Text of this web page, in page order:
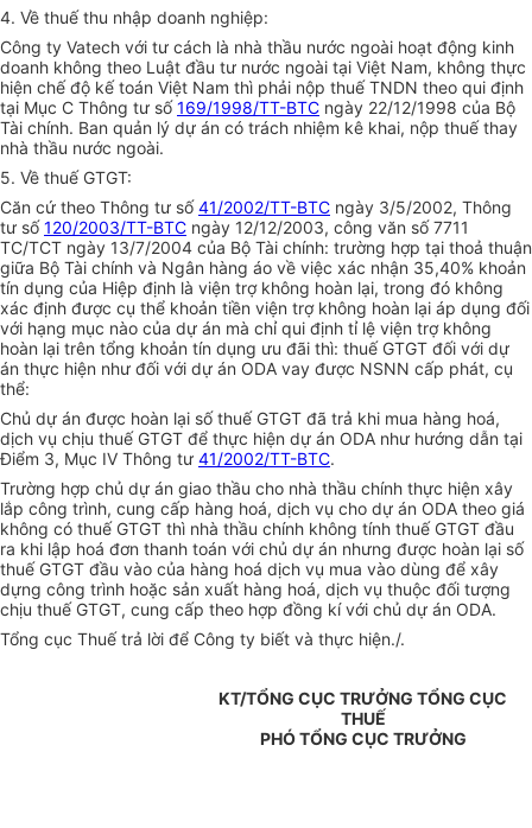
4. Về thuế thu nhập doanh nghiệp:
Công ty Vatech với tư cách là nhà thầu nước ngoài hoạt động kinh
doanh không theo Luật đầu tư nước ngoài tại Việt Nam, không thực
hiện chế độ kế toán Việt Nam thì phải nộp thuế TNDN theo qui định
tại Mục C Thông tư số169/1998/TT-BTC ngày 22/12/1998 của Bộ
Tài chính. Ban quản lý dự án có trách nhiệm kê khai, nộp thuế thay
nhà thầu nước ngoài.
5. Về thuế GTGT:
Căn cứ theo Thông tư số41/2002/TT-BTC ngày 3/5/2002, Thông
tư số120/2003/TT-BTC ngày 12/12/2003, công văn số 7711
TC/TCT ngày 13/7/2004 của Bộ Tài chính: trường hợp tại thoả thuận
giữa Bộ Tài chính và Ngân hàng áo về việc xác nhận 35,40% khoản
tín dụng của Hiệp định là viện trợ không hoàn lại, trong đó không
xác định được cụ thể khoản tiền viện trợ không hoàn lại áp dụng đối
với hạng mục nào của dự án mà chỉ qui định tỉ lệ viện trợ không
hoàn lại trên tổng khoản tín dụng ưu đãi thì: thuế GTGT đối với dự
án thực hiện như đối với dự án ODA vay được NSNN cấp phát, cụ
thể:
Chủ dự án được hoàn lại số thuế GTGT đã trả khi mua hàng hoá,
dịch vụ chịu thuế GTGT để thực hiện dự án ODA như hướng dẫn tại
Điểm 3, Mục IV Thông tư 41/2002/TT-BTC.
Trường hợp chủ dự án giao thầu cho nhà thầu chính thực hiện xây
lắp công trình, cung cấp hàng hoá, dịch vụ cho dự án ODA theo giá
không có thuế GTGT thì nhà thầu chính không tính thuế GTGT đầu
ra khi lập hoá đơn thanh toán với chủ dự án nhưng được hoàn lại số
thuế GTGT đầu vào của hàng hoá dịch vụ mua vào dùng để xây
dựng công trình hoặc sản xuất hàng hoá, dịch vụ thuộc đối tượng
chịu thuế GTGT, cung cấp theo hợp đồng kí với chủ dự án ODA.
Tổng cục Thuế trả lời để Công ty biết và thực hiện./.
KT/TỔNG CỤC TRƯỞNG TỔNG CỤC
THUẾ
PHÓ TỔNG CỤC TRƯỞNG